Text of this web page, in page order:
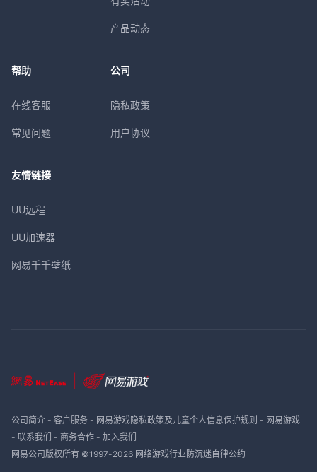
产品动态
帮助
在线客服
常见问题
公司
隐私政策
用户协议
友情链接
UU远程
UU加速器
网易千千壁纸
公司简介- 客户服务- 网易游戏隐私政策及儿童个人信息保护规则 - 网易游戏
- 联系我们 - 商务合作- 加入我们
网易公司版权所有 ©1997-2026 网络游戏行业防沉迷自律公约